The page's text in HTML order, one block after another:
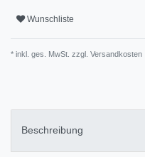
Wunschliste
* inkl. ges. MwSt. zzgl. Versandkosten
Beschreibung